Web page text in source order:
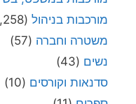
מורכבות בניהול (1,258)
משטרה וחברה (57)
נשים (43)
סדנאות וקורסים (10)